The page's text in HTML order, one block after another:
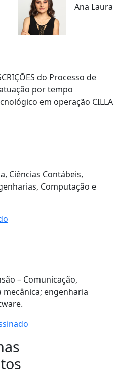
Ana Laura
do Processo de
por tempo
em operação CILLA
Ciências Contábeis,
Computação e
– Comunicação,
engenharia